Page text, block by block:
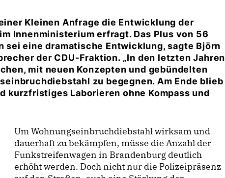
Kleinen Anfrage die Entwicklung der
Innenministerium erfragt. Das Plus von 56
sei eine dramatische Entwicklung, sagte Björn
der CDU-Fraktion. „In den letzten Jahren
mit neuen Konzepten und gebündelten
zu begegnen. Am Ende blieb
kurzfristiges Laborieren ohne Kompass und
Um Wohnungseinbruchdiebstahl wirksam und
dauerhaft zu bekämpfen, müsse die Anzahl der
Funkstreifenwagen in Brandenburg deutlich
erhöht werden. Doch nicht nur die Polizeipräsenz